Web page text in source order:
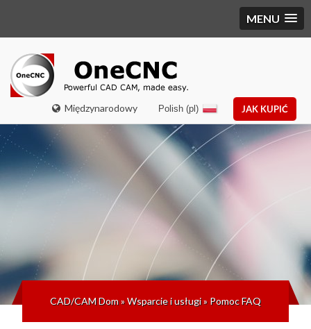
MENU
Międzynarodowy JAK KUPIĆ
Polish (pl)
CAD/CAM Dom»Wsparcie i usługi» Pomoc FAQ